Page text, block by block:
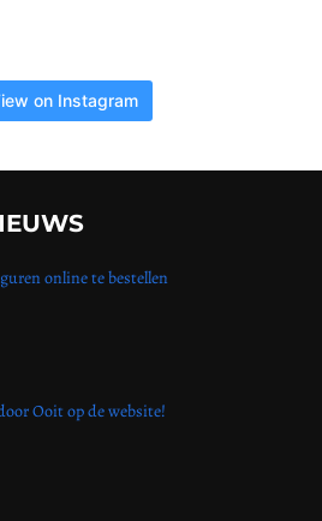
on Instagram
online te bestellen
Ooit op de website!